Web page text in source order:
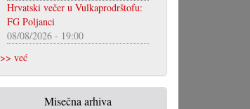
Hrvatski večer u Vulkaprodrštofu:
FG Poljanci
08/08/2026 - 19:00
>> već
Misečna arhiva